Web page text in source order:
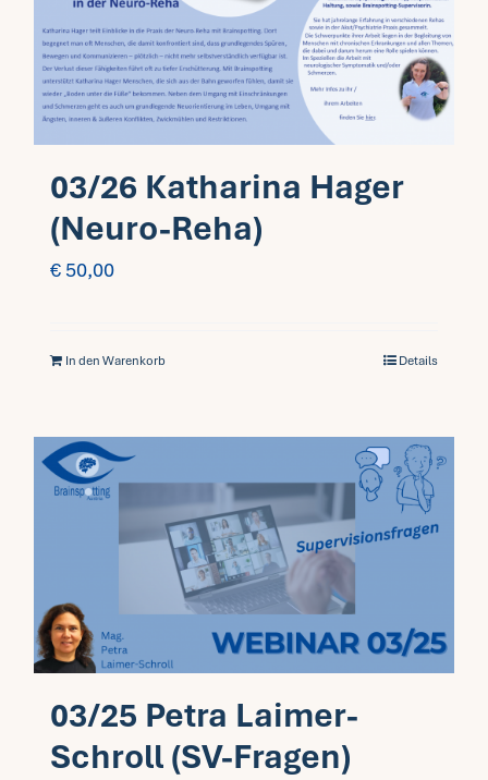
Fragen FAQ
Kontakt
Mein Account
03/26 Katharina Hager
(Neuro-Reha)
€ 50,00
In den Warenkorb Details
03/25 Petra Laimer-
Schroll (SV-Fragen)